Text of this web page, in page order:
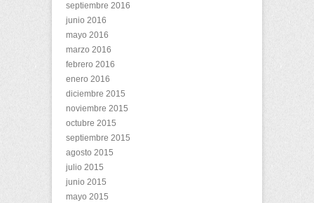
septiembre 2016
junio 2016
mayo 2016
marzo 2016
febrero 2016
enero 2016
diciembre 2015
noviembre 2015
octubre 2015
septiembre 2015
agosto 2015
julio 2015
junio 2015
mayo 2015